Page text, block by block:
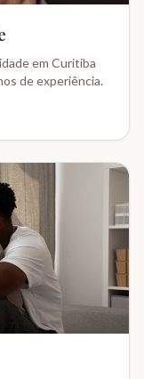
em Curitiba
de experiência.